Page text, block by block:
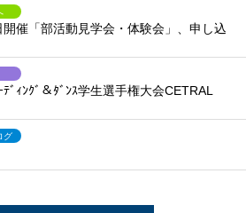
催「部活動見学会・体験会」、申し込
ﾞｨﾝｸﾞ＆ﾀﾞﾝｽ学生選手権大会CETRAL
グ